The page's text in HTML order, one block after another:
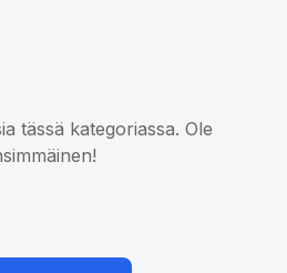
tässä kategoriassa. Ole